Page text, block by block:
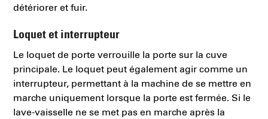
détériorer et fuir.
Loquet et interrupteur
Le loquet de porte verrouille la porte sur la cuve
principale. Le loquet peut également agir comme un
interrupteur, permettant à la machine de se mettre en
marche uniquement lorsque la porte est fermée. Si le
lave-vaisselle ne se met pas en marche après la